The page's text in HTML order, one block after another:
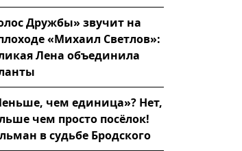
Дружбы» звучит на
«Михаил Светлов»:
Лена объединила
чем единица»? Нет,
чем просто посёлок!
в судьбе Бродского